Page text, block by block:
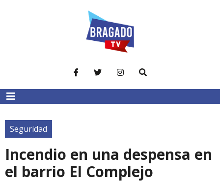
Seguridad
Incendio en una despensa en
el barrio El Complejo